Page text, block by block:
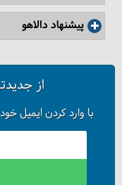
پیشنهاد دالاهو
از
با وارد کردن ایمیل